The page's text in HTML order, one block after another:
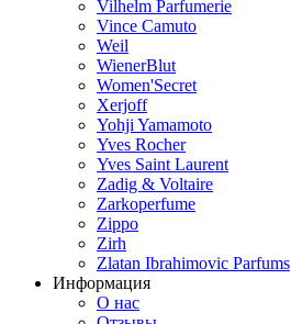
Vilhelm Parfumerie
Vince Camuto
Weil
WienerBlut
Women'Secret
Xerjoff
Yohji Yamamoto
Yves Rocher
Yves Saint Laurent
Zadig & Voltaire
Zarkoperfume
Zippo
Zirh
Zlatan Ibrahimovic Parfums
Информация
О нас